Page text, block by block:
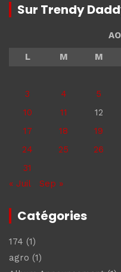
Sur Trendy
L
M M
3
4 5
10
11 12
17
18 19
24
25 26
31
« Juil
Sep »
Catégories
174 (1)
agro (1)